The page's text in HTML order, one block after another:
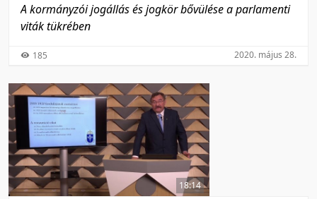
A kormányzói jogállás és jogkör bővülése a parlamenti
viták tükrében
185 2020. május 28.
18:14